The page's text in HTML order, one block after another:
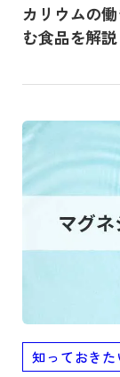
カリウムの
む食品を解説
知っておき
記事を読む